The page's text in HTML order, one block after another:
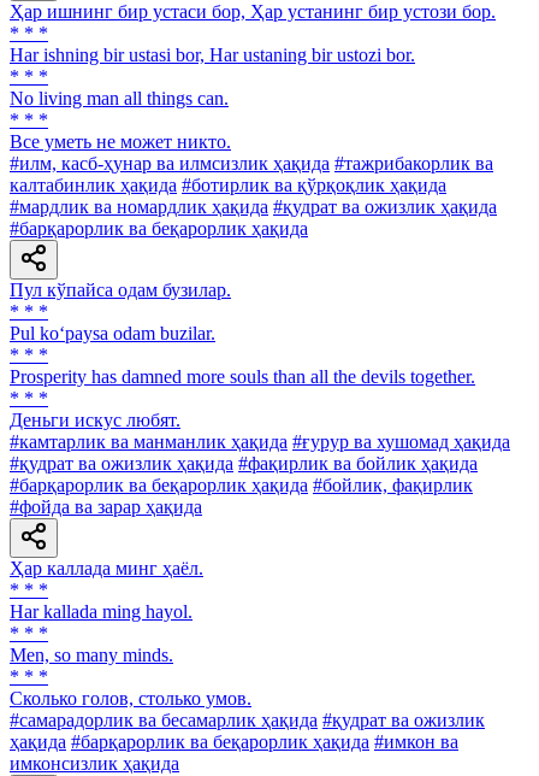
Ҳар ишнинг бир устаси бор, Ҳар устанинг бир устози бор.
* * *
Har ishning bir ustasi bor, Har ustaning bir ustozi bor.
* * *
No living man all things can.
* * *
Все уметь не может никто.
#илм, касб-ҳунар ва илмсизлик ҳақида #тажрибакорлик ва
калтабинлик ҳақида #ботирлик ва қўрқоқлик ҳақида
#мардлик ва номардлик ҳақида #қудрат ва ожизлик ҳақида
#барқарорлик ва беқарорлик ҳақида
Пул кўпайса одам бузилар.
* * *
Pul ko‘paysa odam buzilar.
* * *
Prosperity has damned more souls than all the devils together.
* * *
Деньги искус любят.
#камтарлик ва манманлик ҳақида #ғурур ва хушомад ҳақида
#қудрат ва ожизлик ҳақида #фақирлик ва бойлик ҳақида
#барқарорлик ва беқарорлик ҳақида #бойлик, фақирлик
#фойда ва зарар ҳақида
Ҳар каллада минг ҳаёл.
* * *
Har kallada ming hayol.
* * *
Men, so many minds.
* * *
Сколько голов, столько умов.
#самарадорлик ва бесамарлик ҳақида #қудрат ва ожизлик
ҳақида #барқарорлик ва беқарорлик ҳақида #имкон ва
имконсизлик ҳақида